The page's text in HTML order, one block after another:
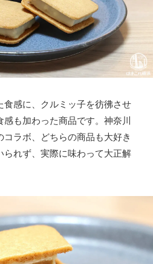
食感に、クルミッ子を彷彿させ
も加わった商品です。神奈川
ラボ、どちらの商品も大好き
られず、実際に味わって大正解